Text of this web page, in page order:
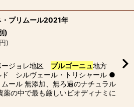
・プリムール2021年
)
円)
ジョレ地区 ブルゴーニュ地方
ド シルヴェール・トリシャール ●
ール 無添加、無ろ過のナチュラル
薬の中で最も厳しいビオディナミに